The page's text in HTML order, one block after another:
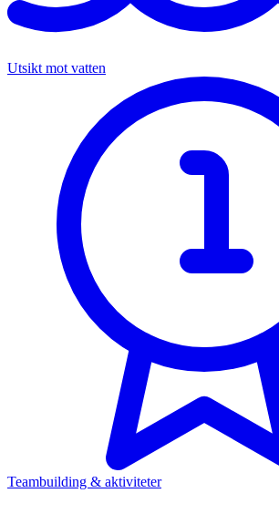
Utsikt mot vatten
Teambuilding & aktiviteter